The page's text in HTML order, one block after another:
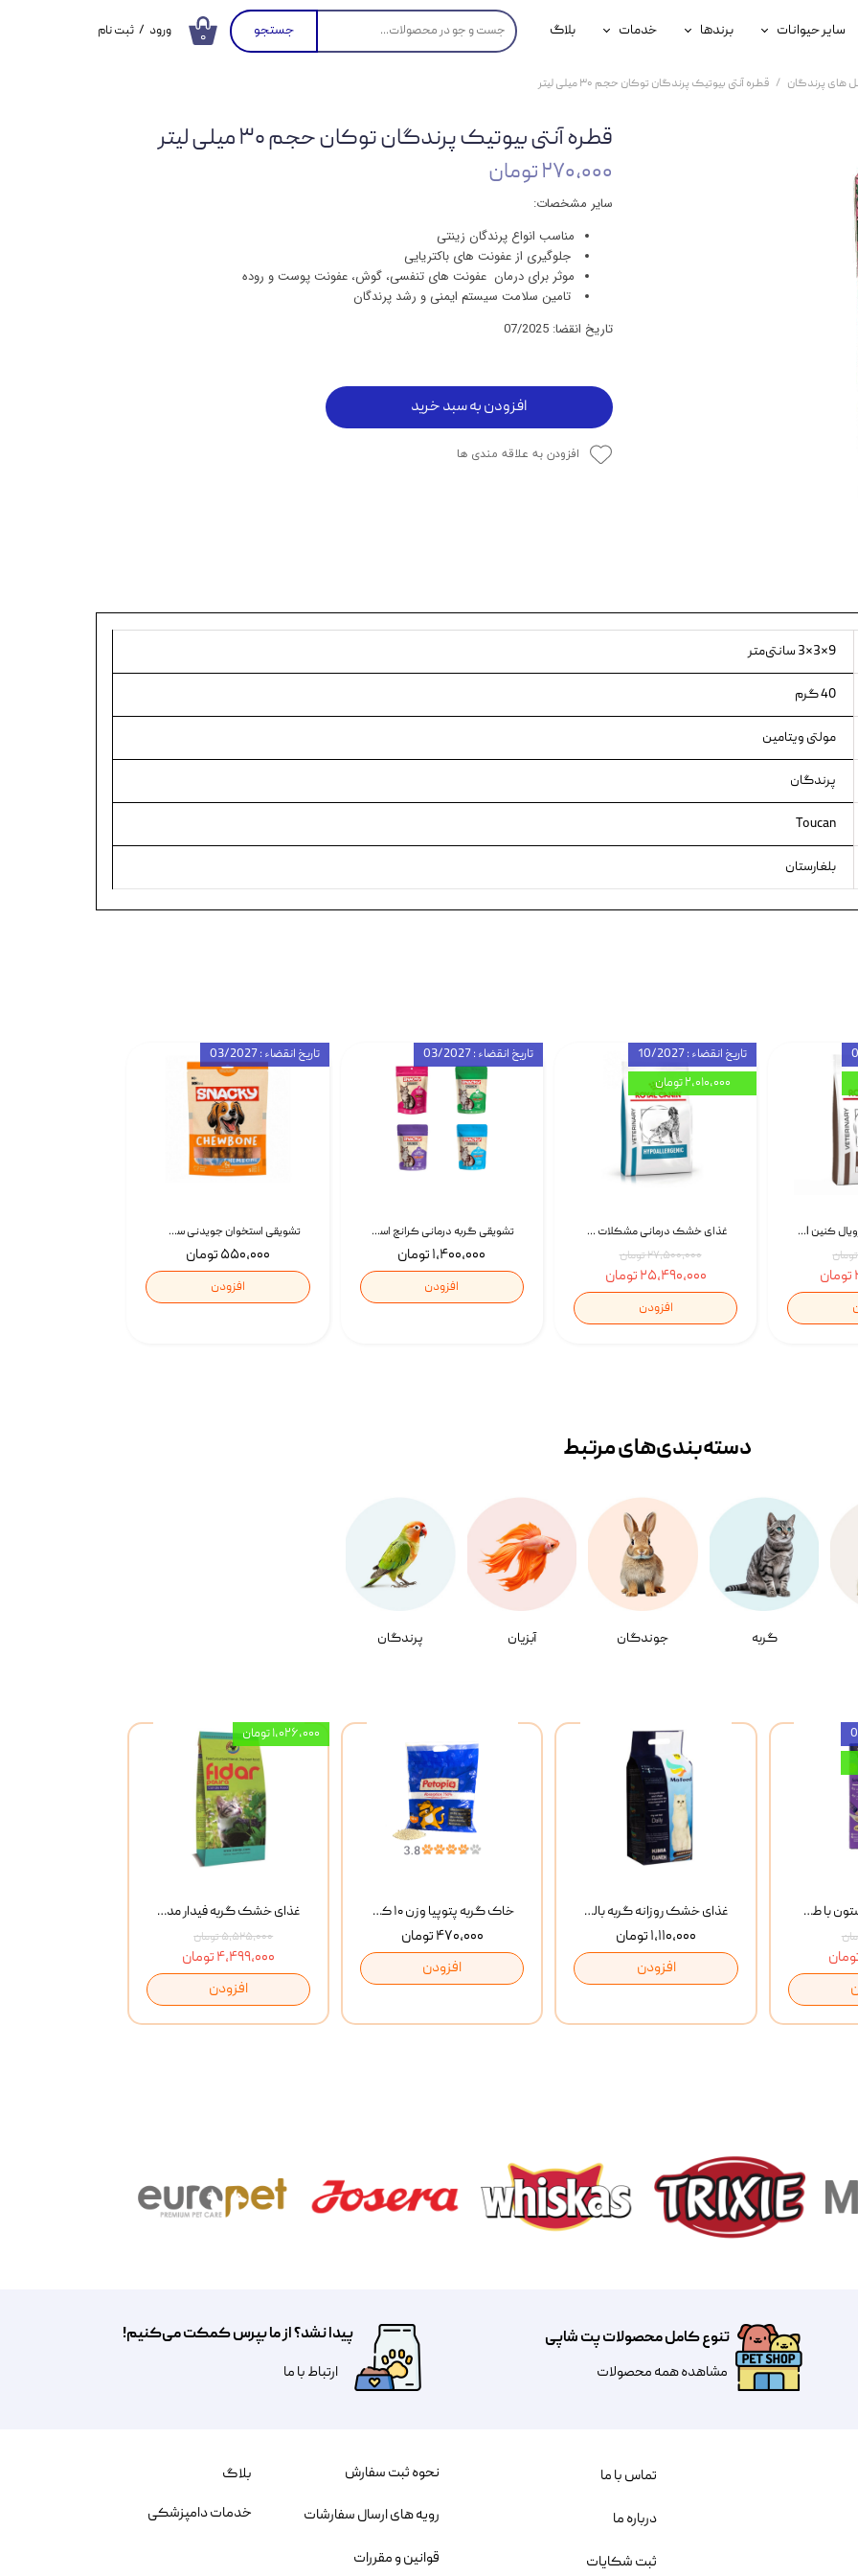
۰ جستجو
سگ
سایر حیوانات
محصولات پرندگان
برندها خدمات
خدمات آنلاین دامپزشکی
بلاگ ورود / ثبت نام
های پرندگان قطره آنتی بیوتیک پرندگان توکان حجم ۳۰ میلی لیتر
قطره آنتی بیوتیک پرندگان توکان حجم ۳۰ میلی لیتر
۲۷۰,۰۰۰ تومان
سایر مشخصات:
مناسب انواع پرندگان زینتی
جلوگیری از عفونت های باکتریایی
موثر برای درمان عفونت های تنفسی، گوش، عفونت پوست و روده
تامین سلامت سیستم ایمنی و رشد پرندگان
تاریخ انقضا: 07/2025
افزودن به سبد خرید
افزودن به علاقه مندی ها
9×3×3 سانتی‌متر
40 گرم
مولتی ویتامین
پرندگان
Toucan
بلغارستان
تشویقی استخوان جویدنی سگ اسنکی کرانچی با طعم مرغ Snacky Crunchy Munchy وزن 100 گرم
۵۵۰,۰۰۰ تومان
افزودن
تاریخ انقضاء : 03/2027
تشویقی گربه درمانی کرانچ اسنکی با طعم میکس Snacky Crunch Cat Treats وزن 60 گرم بسته 4 عددی
۱,۴۰۰,۰۰۰ تومان
افزودن
تاریخ انقضاء : 03/2027
غذای خشک درمانی مشکلات گوارشی سگ رویال کنین Royal Canin Hypoallergenic وزن 7 کیلوگرم | پت استوک
۲۷,۵۰۰,۰۰۰ تومان
۲۵,۴۹۰,۰۰۰ تومان
افزودن
تاریخ انقضاء : 10/2027
۲,۰۱۰,۰۰۰ تومان
غذای خشک سگ رویال کنین Royal Canin Gastrointestinal وزن 7.5 کیلوگرم | پت استوک
گربه جوندگان آبزیان پرندگان
دسته‌بندی‌‌های مرتبط
غذای خشک گربه فیدار مدل Adult وزن 10 کیلوگرم
۵,۵۲۵,۰۰۰ تومان
۴,۴۹۹,۰۰۰ تومان
افزودن
۱,۰۲۶,۰۰۰ تومان
خاک گربه پتوپیا وزن ۱۰ کیلوگرم
۴۷۰,۰۰۰ تومان
افزودن
غذای خشک روزانه گربه بالغ مفید MoFeed Adult Daily Cat Food وزن 2 کیلوگرم
۱,۱۱۰,۰۰۰ تومان
افزودن
بستنی گربه وینستون با طعم مرغ و ماهی Winstone Chicken & Fish بسته 8 عددی
تنوع کامل محصولات پت شاپی
مشاهده همه محصولات
پیدا نشد؟ از ما بپرس کمکت می‌کنیم!
​​​ارتباط با ما
نحوه ثبت سفارش
رویه های ارسال سفارشات
قوانین و مقررات
تماس با ما
درباره ما
ثبت شکایات
بلاگ
خدمات دامپزشکی